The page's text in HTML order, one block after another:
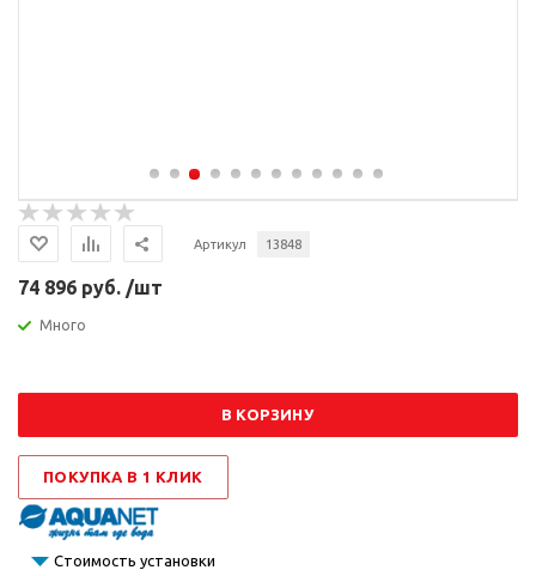
Артикул 13848
74 896 руб. /шт
Много
В КОРЗИНУ
ПОКУПКА В 1 КЛИК
Стоимость установки